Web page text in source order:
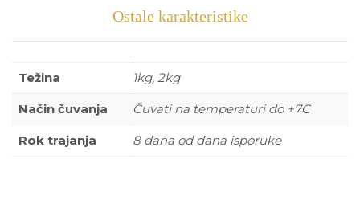
Ostale karakteristike
Težina 1kg, 2kg
Način čuvanja Čuvati na temperaturi do +7C
Rok trajanja 8 dana od dana isporuke